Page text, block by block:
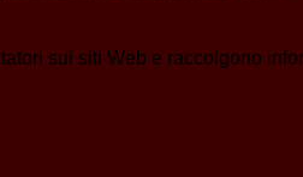
sui siti Web e raccolgono